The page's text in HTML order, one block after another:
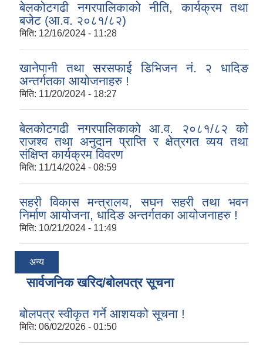
बेलकोटगढी नगरपालिकाको नीति, कार्यक्रम तथा
बजेट (आ.व. २०८१/८२)
मिति: 12/16/2024 - 11:28
खानेपानी तथा सरसफाई डिभिजन नं. २ धादिङ
अन्तर्गतका आयोजनाहरु !
मिति: 11/20/2024 - 18:27
बेलकोटगढी नगरपालिकाको आ.व. २०८१/८२ को
राजश्व तथा अनुदान प्राप्ति र क्षेत्रगत व्यय तथा
संक्षिप्त कार्यक्रम विवरण
मिति: 11/14/2024 - 08:59
सहरी विकास मन्त्रालय, सघन सहरी तथा भवन
निर्माण आयोजना, धादिङ अन्तर्गतका आयोजनाहरु !
मिति: 10/21/2024 - 11:49
अन्य
सार्वजनिक खरिद/बोलपत्र सूचना
बोलपत्र स्वीकृत गर्ने आशयको सूचना !
मिति: 06/02/2026 - 01:50